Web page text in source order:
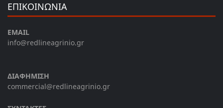
ΕΠΙΚΟΙΝΩΝΙΑ
EMAIL
info@redlineagrinio.gr
ΔΙΑΦΗΜΙΣΗ
commercial@redlineagrinio.gr